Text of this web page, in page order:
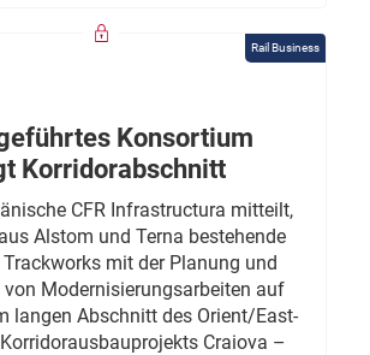
Rail Business
Konsortium
Korridorabschnitt
CFR Infrastructura mitteilt,
Alstom und Terna bestehende
mit der Planung und
Modernisierungsarbeiten auf
langen Abschnitt des Orient/East-
Craiova –